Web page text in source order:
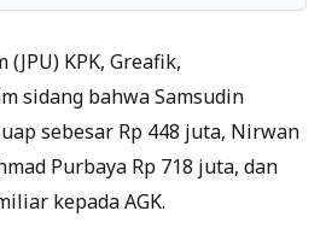
KPK, Greafik,
sidang bahwa Samsudin
sebesar Rp 448 juta, Nirwan
Purbaya Rp 718 juta, dan
kepada AGK.